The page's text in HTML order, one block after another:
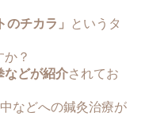
チカラ」
というタ
？
などが紹介されてお
などへの鍼灸治療が